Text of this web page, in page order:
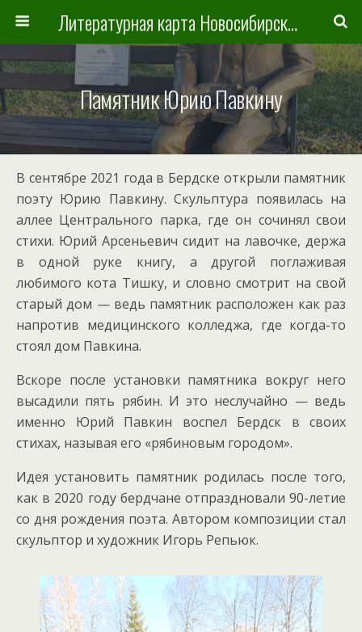
Литературная карта Новосибирска и Новосибирской области
Памятник Юрию Павкину
В сентябре 2021 года в Бердске открыли памятник
поэту Юрию Павкину. Скульптура появилась на
аллее Центрального парка, где он сочинял свои
стихи. Юрий Арсеньевич сидит на лавочке, держа
в одной руке книгу, а другой поглаживая
любимого кота Тишку, и словно смотрит на свой
старый дом — ведь памятник расположен как раз
напротив медицинского колледжа, где когда-то
стоял дом Павкина.
Вскоре после установки памятника вокруг него
высадили пять рябин. И это неслучайно — ведь
именно Юрий Павкин воспел Бердск в своих
стихах, называя его «рябиновым городом».
Идея установить памятник родилась после того,
как в 2020 году бердчане отпраздновали 90-летие
со дня рождения поэта. Автором композиции стал
скульптор и художник Игорь Репьюк.